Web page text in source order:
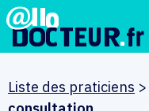
Liste des praticiens >